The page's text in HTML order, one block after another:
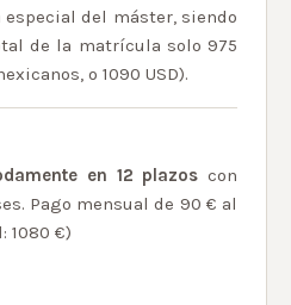
del máster, siendo
de la matrícula solo 975
o 1090 USD).
en 12 plazos con
Pago mensual de 90 € al
1080 €)